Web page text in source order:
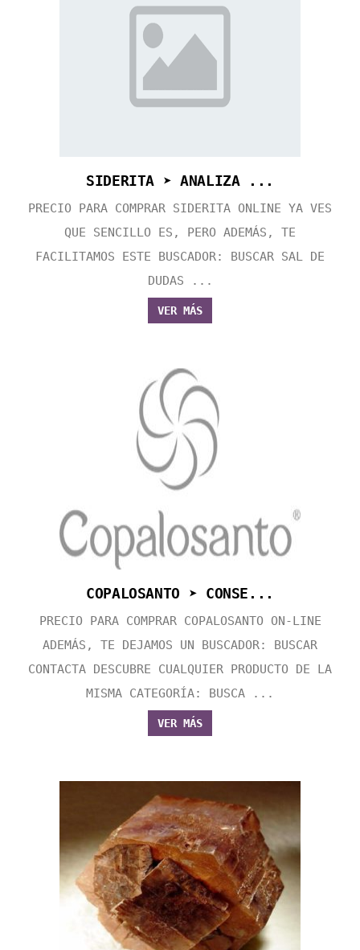
SIDERITA ➤ ANALIZA ...
PRECIO PARA COMPRAR SIDERITA ONLINE YA VES
QUE SENCILLO ES, PERO ADEMÁS, TE
FACILITAMOS ESTE BUSCADOR: BUSCAR SAL DE
DUDAS ...
VER MÁS
COPALOSANTO ➤ CONSE...
PRECIO PARA COMPRAR COPALOSANTO ON-LINE
ADEMÁS, TE DEJAMOS UN BUSCADOR: BUSCAR
CONTACTA DESCUBRE CUALQUIER PRODUCTO DE LA
MISMA CATEGORÍA: BUSCA ...
VER MÁS